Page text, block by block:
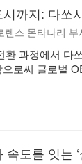
까지: 다쏘
렌스 몬타나리 부
환 과정에서 다
으로써 글로벌
속도를 잇는